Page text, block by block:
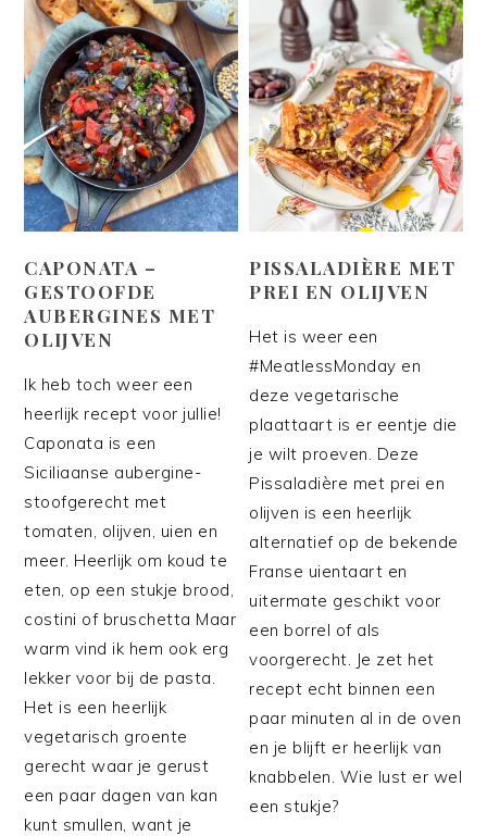
CAPONATA –
GESTOOFDE
AUBERGINES MET
OLIJVEN
Ik heb toch weer een
heerlijk recept voor jullie!
Caponata is een
Siciliaanse aubergine-
stoofgerecht met
tomaten, olijven, uien en
meer. Heerlijk om koud te
eten, op een stukje brood,
costini of bruschetta Maar
warm vind ik hem ook erg
lekker voor bij de pasta.
Het is een heerlijk
vegetarisch groente
gerecht waar je gerust
een paar dagen van kan
kunt smullen, want je
PISSALADIÈRE MET
PREI EN OLIJVEN
Het is weer een
#MeatlessMonday en
deze vegetarische
plaattaart is er eentje die
je wilt proeven. Deze
Pissaladière met prei en
olijven is een heerlijk
alternatief op de bekende
Franse uientaart en
uitermate geschikt voor
een borrel of als
voorgerecht. Je zet het
recept echt binnen een
paar minuten al in de oven
en je blijft er heerlijk van
knabbelen. Wie lust er wel
een stukje?